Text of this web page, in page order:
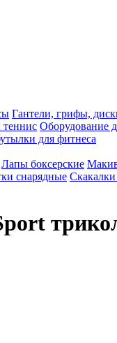
Гантели, грифы,
Оборудование
для фитнеса
Лапы боксерские
снарядные Скакалки